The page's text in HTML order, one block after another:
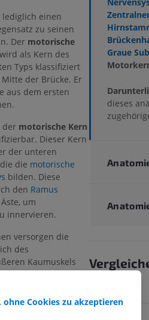
einen
zu seinen
Der motorische
wird als Kern des
Typs klassifiziert
der Brücke. Er
aus dem ersten
der motorische Kern
Dieser Kern
der unteren
die motorische
bilden. Diese
den Ramus
um
innervieren.
versorgen die
des
Kaumuskels
des äußeren
oder
Graue
dieses
ohne Cookies zu akzeptieren